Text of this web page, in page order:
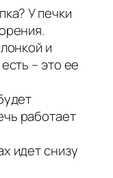
У печки
и
– это ее
работает
идет снизу